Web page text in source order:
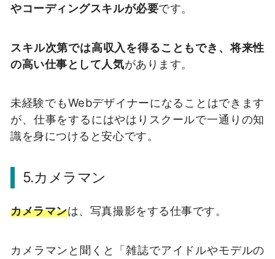
やコーディングスキルが必要です。
スキル次第では高収入を得ることもでき、将来性
の高い仕事として人気があります。
未経験でもWebデザイナーになることはできます
が、仕事をするにはやはりスクールで一通りの知
識を身につけると安心です。
5.カメラマン
カメラマンは、写真撮影をする仕事です。
カメラマンと聞くと「雑誌でアイドルやモデルの